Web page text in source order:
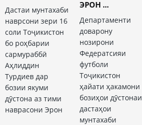
Дастаи мунтахаби
наврсони зери 16
соли Тоҷикистон
бо роҳбарии
сармураббӣ
Аҳлиддин
Турдиев дар
бозии якуми
дӯстона аз тими
наврасони Эрон
ЭРОН ...
Департаменти
доварону
нозирони
Федератсияи
футболи
Тоҷикистон
ҳайати ҳакамони
бозиҳои дӯстонаи
дастаҳои
мунтахаби